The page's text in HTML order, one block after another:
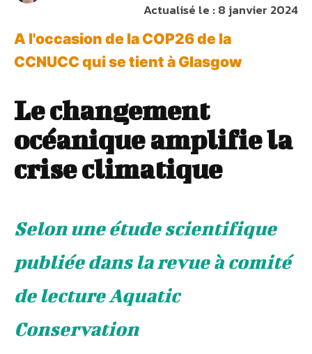
Actualisé le :8 janvier 2024
A l'occasion de la COP26 de la
CCNUCC qui se tient à Glasgow
Le changement
océanique amplifie la
crise climatique
Selon une étude scientifique
publiée dans la revue à comité
de lecture Aquatic
Conservation